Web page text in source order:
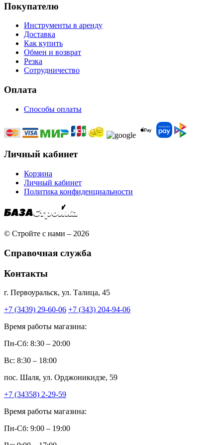
Покупателю
Инструменты в аренду
Доставка
Как купить
Обмен и возврат
Резка
Сотрудничество
Оплата
Способы оплаты
Личный кабинет
Корзина
Личный кабинет
Политика конфиденциальности
© Стройте с нами – 2026
Справочная служба
Контакты
г. Первоуральск, ул. Талица, 45
+7 (3439) 29-60-06 +7 (343) 204-94-06
Время работы магазина:
Пн-Сб: 8:30 – 20:00
Вс: 8:30 – 18:00
пос. Шаля, ул. Орджоникидзе, 59
+7 (34358) 2-29-59
Время работы магазина:
Пн-Сб: 9:00 – 19:00